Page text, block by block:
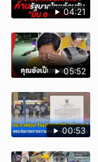
04:21
05:52
00:53